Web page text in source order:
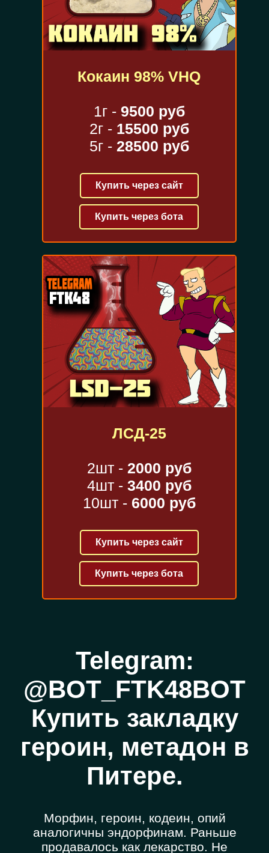
Кокаин 98% VHQ
1г - 9500 руб
2г - 15500 руб
5г - 28500 руб
Купить через сайт
Купить через бота
ЛСД-25
2шт - 2000 руб
4шт - 3400 руб
10шт - 6000 руб
Купить через сайт
Купить через бота
Telegram:
@BOT_FTK48BOT
Купить закладку
героин, метадон в
Питере.
Морфин, героин, кодеин, опий
аналогичны эндорфинам. Раньше
продавалось как лекарство. Не